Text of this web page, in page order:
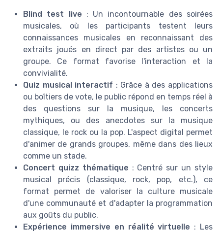
Blind test live : Un incontournable des soirées
musicales, où les participants testent leurs
connaissances musicales en reconnaissant des
extraits joués en direct par des artistes ou un
groupe. Ce format favorise l'interaction et la
convivialité.
Quiz musical interactif : Grâce à des applications
ou boîtiers de vote, le public répond en temps réel à
des questions sur la musique, les concerts
mythiques, ou des anecdotes sur la musique
classique, le rock ou la pop. L'aspect digital permet
d'animer de grands groupes, même dans des lieux
comme un stade.
Concert quizz thématique : Centré sur un style
musical précis (classique, rock, pop, etc.), ce
format permet de valoriser la culture musicale
d'une communauté et d'adapter la programmation
aux goûts du public.
Expérience immersive en réalité virtuelle : Les